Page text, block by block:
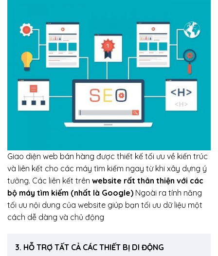
Giao diện web bán hàng được thiết kế tối ưu về kiến trúc
và liên kết cho các máy tìm kiếm ngay từ khi xây dựng ý
tưởng. Các liên kết trên website rất thân thiện với các
bộ máy tìm kiếm (nhất là Google) Ngoài ra tính năng
tối ưu nội dung của website giúp bạn tối ưu dữ liệu một
cách dễ dàng và chủ động
3. HỖ TRỢ TẤT CẢ CÁC THIẾT BỊ DI ĐỘNG